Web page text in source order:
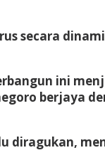
secara
ini
berjaya
diragukan,